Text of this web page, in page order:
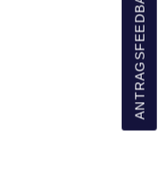
ANTRAGSFEEDBACK